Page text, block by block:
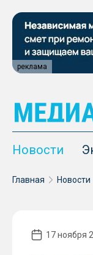
реклама
Новости
Главная Новости
17 ноября